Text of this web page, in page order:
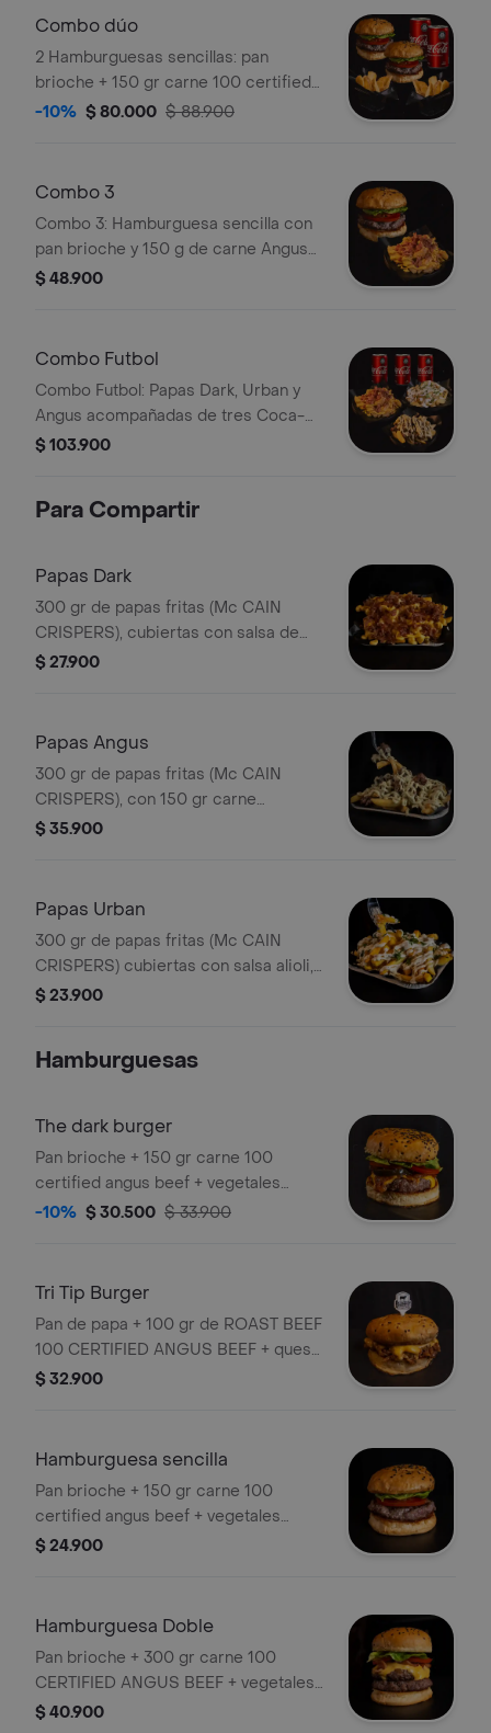
Combo dúo
2 Hamburguesas sencillas: pan
brioche + 150 gr carne 100 certified
angus beef+ vegetales (tomate,
(kraft) o queso philadelphia + dos
bebidas
-10% $ 80.000 $ 88.900
Combo 3
Combo 3: Hamburguesa sencilla con
pan brioche y 150 g de carne Angus
certificada, acompañada de papas
$ 48.900
Combo Futbol
Combo Futbol: Papas Dark, Urban y
Angus acompañadas de tres Coca-
Colas en lata de 269 ml.
$ 103.900
Para Compartir
Papas Dark
300 gr de papas fritas (Mc CAIN
CRISPERS), cubiertas con salsa de
queso cheddar y tocineta picada.
$ 27.900
Papas Angus
300 gr de papas fritas (Mc CAIN
CRISPERS), con 150 gr carne
CERTIFIED ANGUS BEEF picada en
$ 35.900
Papas Urban
300 gr de papas fritas (Mc CAIN
CRISPERS) cubiertas con salsa alioli,
queso parmesano y cilantro fresco.
$ 23.900
Hamburguesas
The dark burger
Pan brioche + 150 gr carne 100
certified angus beef + vegetales
(tomate, cogollo de lechuga europeo,
tomate (heinz) y mayonesa (kraft)
-10% $ 30.500 $ 33.900
Tri Tip Burger
Pan de papa + 100 gr de ROAST BEEF
100 CERTIFIED ANGUS BEEF + queso
americano (KRAFT) + cebolla
$ 32.900
Hamburguesa sencilla
Pan brioche + 150 gr carne 100
certified angus beef + vegetales
(tomate, cogollo de lechuga europeo,
$ 24.900
Hamburguesa Doble
Pan brioche + 300 gr carne 100
CERTIFIED ANGUS BEEF + vegetales
(tomate, cogollo de lechuga europeo,
$ 40.900